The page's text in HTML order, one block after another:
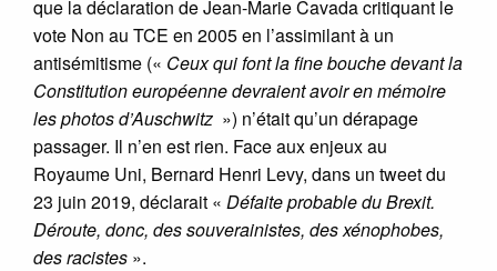
que la déclaration de Jean-Marie Cavada critiquant le
vote Non au TCE en 2005 en l’assimilant à un
antisémitisme (« Ceux qui font la fine bouche devant la
Constitution européenne devraient avoir en mémoire
les photos d’Auschwitz ») n’était qu’un dérapage
passager. Il n’en est rien. Face aux enjeux au
Royaume Uni, Bernard Henri Levy, dans un tweet du
23 juin 2019, déclarait « Défaite probable du Brexit.
Déroute, donc, des souverainistes, des xénophobes,
des racistes ».